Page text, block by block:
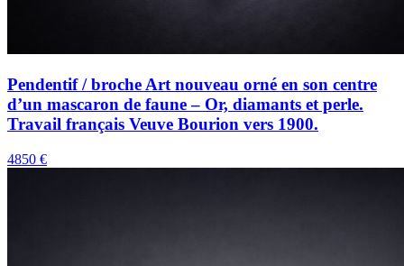
Pendentif / broche Art nouveau orné en son centre
d’un mascaron de faune – Or, diamants et perle.
Travail français Veuve Bourion vers 1900.
4850 €